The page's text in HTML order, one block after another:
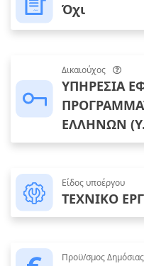
Όχι
Δικαιούχος
ΥΠΗΡΕΣΙΑ
ΕΛΛΗΝΩΝ
Είδος υποέργου
ΤΕΧΝΙΚΟ
Προϋ/σμος